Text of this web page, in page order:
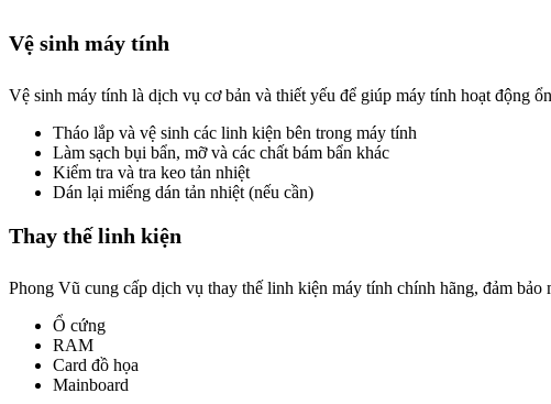
Vệ sinh máy tính
Vệ sinh máy tính là dịch vụ cơ bản và thiết yếu để giúp máy tính hoạt động
Tháo lắp và vệ sinh các linh kiện bên trong máy tính
Làm sạch bụi bẩn, mỡ và các chất bám bẩn khác
Kiểm tra và tra keo tản nhiệt
Dán lại miếng dán tản nhiệt (nếu cần)
Thay thế linh kiện
Phong Vũ cung cấp dịch vụ thay thế linh kiện máy tính chính hãng, đảm
Ổ cứng
RAM
Card đồ họa
Mainboard